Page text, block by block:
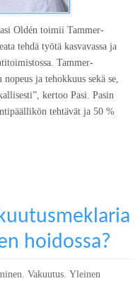
Oldén toimii Tammer-
tehdä työtä kasvavassa ja
Tammer-
ja tehokkuus sekä se,
kertoo Pasi. Pasin
tehtävät ja 50 %
hoidossa?
, Vakuutus, Yleinen